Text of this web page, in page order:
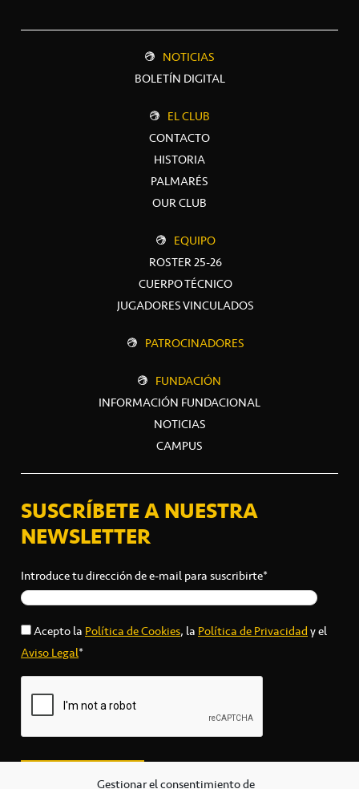
Gestionar el consentimiento de
NOTICIAS
BOLETÍN DIGITAL
EL CLUB
CONTACTO
HISTORIA
PALMARÉS
OUR CLUB
EQUIPO
ROSTER 25-26
CUERPO TÉCNICO
JUGADORES VINCULADOS
PATROCINADORES
FUNDACIÓN
INFORMACIÓN FUNDACIONAL
NOTICIAS
CAMPUS
SUSCRÍBETE A NUESTRA
NEWSLETTER
Introduce tu dirección de e-mail para suscribirte*
Acepto laPolítica de Cookies, laPolítica de Privacidady el
Aviso Legal*